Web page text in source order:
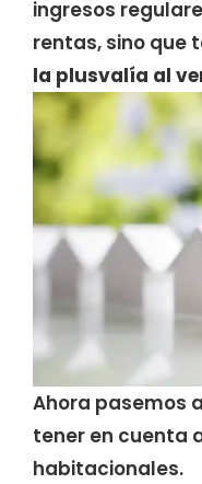
ingresos
rentas, sino que
la plusvalía al
Ahora pasemos
tener en cuenta
habitacionales.